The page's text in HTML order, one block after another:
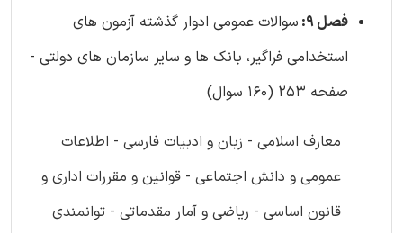
فصل 9:
سوالات عمومی ادوار گذشته آزمون های
استخدامی فراگیر، بانک ها و سایر سازمان های دولتی -
صفحه 253 (160 سوال)
معارف اسلامی - زبان و ادبیات فارسی - اطلاعات
عمومی و دانش اجتماعی - قوانین و مقررات اداری و
قانون اساسی - ریاضی و آمار مقدماتی - توانمندی